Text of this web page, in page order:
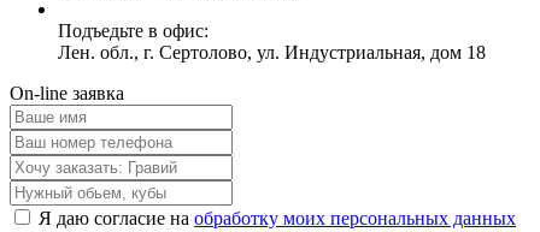
Подъедьте в офис:
Лен. обл., г. Сертолово, ул. Индустриальная, дом 18
On-line заявка
Я даю согласие на обработку моих персональных данных